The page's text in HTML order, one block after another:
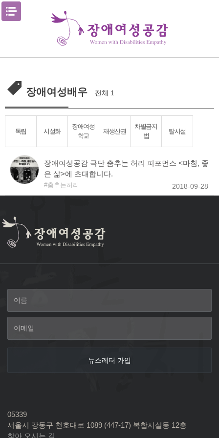
Skip
장애여성배우 전체 1
독립 시설화
장애여성
학교
재생산권
차별금지
법
탈시설
장애여성공감 극단 춤추는 허리 퍼포먼스 <마침, 좋
은 삶>에 초대합니다.
춤추는허리 2018-09-28
05339
서울시 강동구 천호대로 1089 (447-17) 복합시설동 12층
찾아 오시는 길